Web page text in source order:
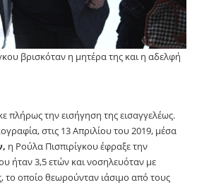
βρισκόταν η μητέρα της και η αδελφή
πλήρως την εισήγηση της εισαγγελέως.
στις 13 Απριλίου του 2019, μέσα
η Ρούλα Πισπιρίγκου έφραξε την
ήταν 3,5 ετών και νοσηλευόταν με
το οποίο θεωρούνταν ιάσιμο από τους